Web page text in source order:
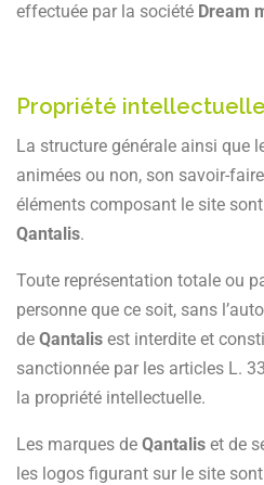
effectuée par la société Dream
Propriété intellectuelle
La structure générale ainsi que
animées ou non, son savoir-
éléments composant le site
Qantalis.
Toute représentation totale ou
personne que ce soit, sans
de Qantalis est interdite et
sanctionnée par les articles L.
la propriété intellectuelle.
Les marques de Qantalis et de
les logos figurant sur le site